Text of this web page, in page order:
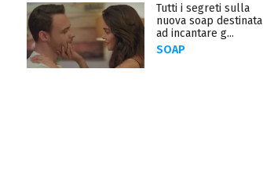
Tutti i segreti sulla
nuova soap destinata
ad incantare g...
SOAP